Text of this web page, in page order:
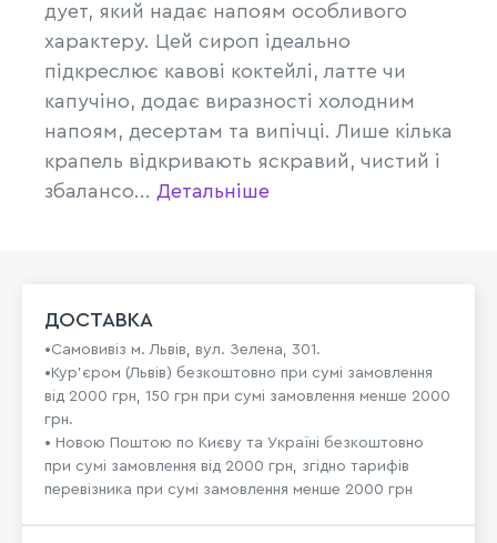
дует, який надає напоям особливого
характеру. Цей сироп ідеально
підкреслює кавові коктейлі, латте чи
капучіно, додає виразності холодним
напоям, десертам та випічці. Лише кілька
крапель відкривають яскравий, чистий і
збалансо... Детальніше
ДОСТАВКА
•Самовивіз м. Львів, вул. Зелена, 301.
•Кур'єром (Львів) безкоштовно при сумі замовлення
від 2000 грн, 150 грн при сумі замовлення менше 2000
грн.
• Новою Поштою по Києву та Україні безкоштовно
при сумі замовлення від 2000 грн, згідно тарифів
перевізника при сумі замовлення менше 2000 грн